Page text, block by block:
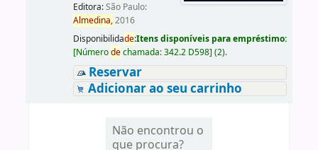
Editora:São Paulo:
Almedina,2016
Disponibilidade:Itens disponíveis para empréstimo:
[Númerodechamada:342.2 D598] (2).
Reservar
Adicionar ao seu carrinho
Não encontrou o
que procura?